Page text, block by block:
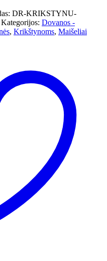
DR-KRIKSTYNU-
Kategorijos: Dovanos -
, Krikštynoms, Maišeliai